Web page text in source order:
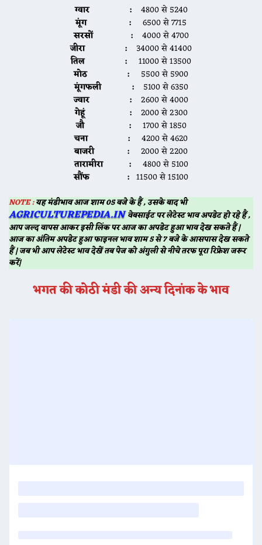
ग्वार :
4800 से 5240
मूंग : 6500 से 7715
सरसों : 4000 से 4700
जीरा : 34000 से 41400
तिल : 11000 से 13500
मोठ : 5500 से 5900
मूंगफली :
5100 से 6350
ज्वार : 2600 से 4000
गेहूं :
2000 से 2300
जौ :
1700 से 1850
चना : 4200 से 4620
बाजरी : 2000 से 2200
तारामीरा : 4800 से 5100
सौंफ : 11500 से 15100
NOTE :यह मंडीभाव आज शाम 05 बजे के हैं , उसके बाद भी
AGRICULTUREPEDIA.INवेबसाईट पर लेटेस्ट भाव अपडेट हो रहे हैं ,
आप जल्द वापस आकर इसी लिंक पर आज का अपडेट हुआ भाव देख सकते हैं |
आज का अंतिम अपडेट हुआ फाइनल भाव शाम 5 से 7 बजे के आसपास देख सकते
हैं | जब भी आप लेटेस्ट भाव देखें तब पेज को अंगुली से नीचे तरफ पूरा रिफ्रेश जरूर
करें|
भगत की कोठीमंडी की अन्य दिनांक के भाव